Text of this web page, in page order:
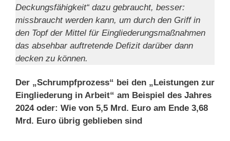
Deckungsfähigkeit“ dazu gebraucht, besser:
missbraucht werden kann, um durch den Griff in
den Topf der Mittel für Eingliederungsmaßnahmen
das absehbar auftretende Defizit darüber dann
decken zu können.
Der „Schrumpfprozess“ bei den „Leistungen zur
Eingliederung in Arbeit“ am Beispiel des Jahres
2024 oder: Wie von 5,5 Mrd. Euro am Ende 3,68
Mrd. Euro übrig geblieben sind